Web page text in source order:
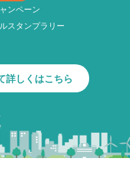
ンペーン
スタンプラリー
詳しくはこちら